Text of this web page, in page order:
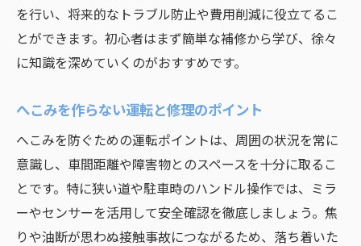
を行い、将来的なトラブル防止や費用削減に役立てるこ
とができます。初心者はまず簡単な補修から学び、徐々
に知識を深めていくのがおすすめです。
へこみを作らない運転と修理のポイント
へこみを防ぐための運転ポイントは、周囲の状況を常に
意識し、車間距離や障害物とのスペースを十分に取るこ
とです。特に狭い道や駐車時のハンドル操作では、ミラ
ーやセンサーを活用して安全確認を徹底しましょう。焦
りや油断が思わぬ接触事故につながるため、落ち着いた